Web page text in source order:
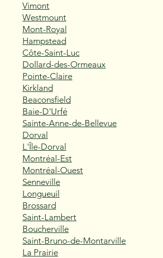
Vimont
Westmount
Mont-Royal
Hampstead
Côte-Saint-Luc
Dollard-des-Ormeaux
Pointe-Claire
Kirkland
Beaconsfield
Baie-D'Urfé
Sainte-Anne-de-Bellevue
Dorval
L'Île-Dorval
Montréal-Est
Montréal-Ouest
Senneville
Longueuil
Brossard
Saint-Lambert
Boucherville
Saint-Bruno-de-Montarville
La Prairie